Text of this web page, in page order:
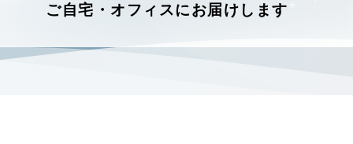
ご自宅・オフィスにお届けします